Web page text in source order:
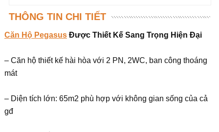
THÔNG TIN CHI TIẾT
Căn Hộ PegasusĐược Thiết Kế Sang Trọng Hiện Đại
– Căn hộ thiết kế hài hòa với 2 PN, 2WC, ban công thoáng
mát
– Diện tích lớn: 65m2 phù hợp với không gian sống của cả
gđ